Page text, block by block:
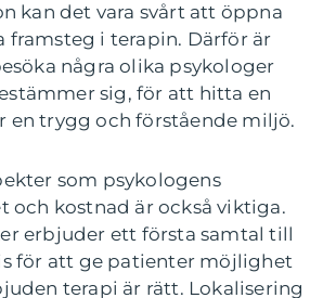
kan det vara svårt att öppna
framsteg i terapin. Därför är
några olika psykologer
sig, för att hitta en
en trygg och förstående miljö.
som psykologens
kostnad är också viktiga.
erbjuder ett första samtal till
för att ge patienter möjlighet
terapi är rätt. Lokalisering